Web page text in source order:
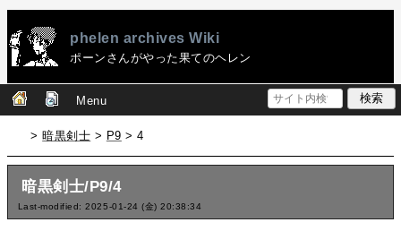
phelen archives Wiki
ポーンさんがやった果てのヘレン
Menu
>暗黒剣士 > P9 > 4
暗黒剣士/P9/4
Last-modified: 2025-01-24 (金) 20:38:34